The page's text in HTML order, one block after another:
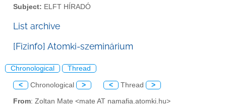
Subject: ELFT HÍRADÓ
List archive
[Fizinfo] Atomki-szeminárium
Chronological Thread
< Chronological > < Thread >
From: Zoltan Mate <mate AT namafia.atomki.hu>